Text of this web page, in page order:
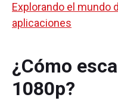
Explorando el mundo
aplicaciones
¿Cómo
1080p?